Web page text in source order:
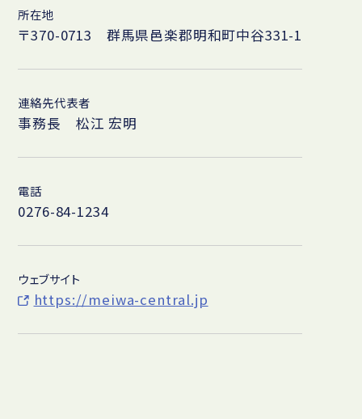
所在地
〒370-0713 群馬県邑楽郡明和町中谷331-1
連絡先代表者
事務長 松江 宏明
電話
0276-84-1234
ウェブサイト
https://meiwa-central.jp